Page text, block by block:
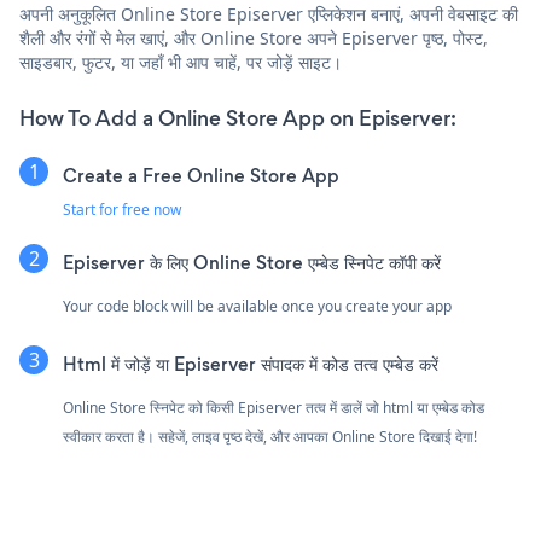
अपनी अनुकूलित Online Store Episerver एप्लिकेशन बनाएं, अपनी वेबसाइट की
शैली और रंगों से मेल खाएं, और Online Store अपने Episerver पृष्ठ, पोस्ट,
साइडबार, फुटर, या जहाँ भी आप चाहें, पर जोड़ें साइट।
How To Add a Online Store App on Episerver:
Create a Free Online Store App
Start for free now
Episerver के लिए Online Store एम्बेड स्निपेट कॉपी करें
Your code block will be available once you create your app
Html में जोड़ें या Episerver संपादक में कोड तत्व एम्बेड करें
Online Store स्निपेट को किसी Episerver तत्व में डालें जो html या एम्बेड कोड
स्वीकार करता है। सहेजें, लाइव पृष्ठ देखें, और आपका Online Store दिखाई देगा!